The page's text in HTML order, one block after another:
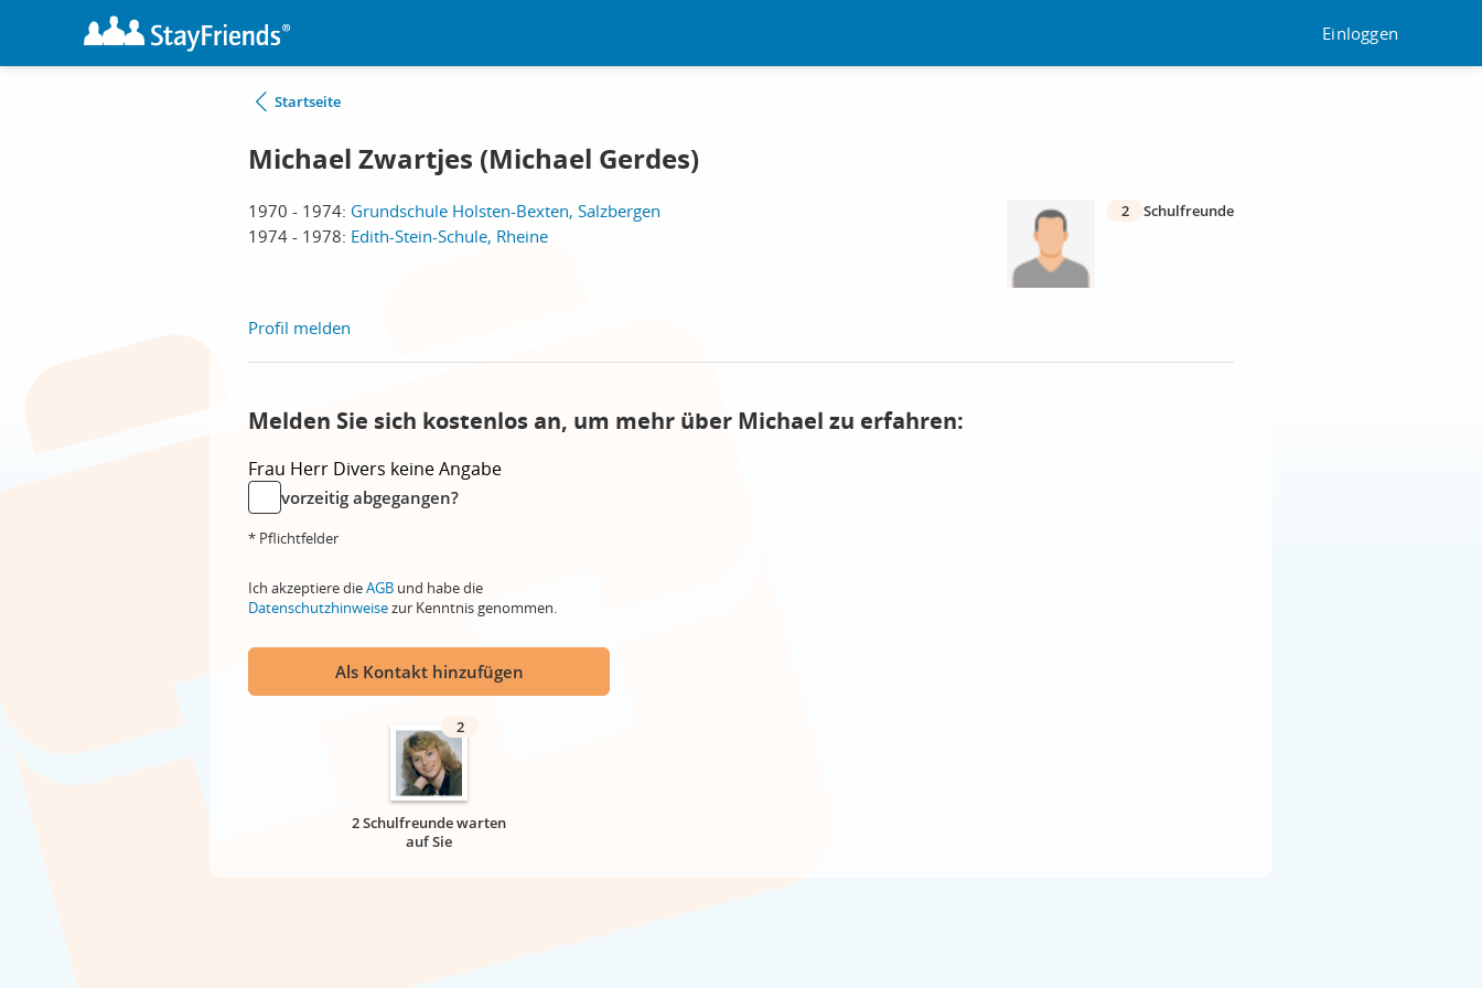
Einloggen
Startseite
Michael Zwartjes (Michael Gerdes)
1970 - 1974: Grundschule Holsten-Bexten, Salzbergen
1974 - 1978: Edith-Stein-Schule, Rheine
2 Schulfreunde
Profil melden
Melden Sie sich kostenlos an, um mehr über Michael zu erfahren:
Frau Herr Divers keine Angabe
vorzeitig abgegangen?
* Pflichtfelder
Ich akzeptiere dieAGB und habe die
Datenschutzhinweisezur Kenntnis genommen.
Als Kontakt hinzufügen
2
2 Schulfreunde warten
auf Sie